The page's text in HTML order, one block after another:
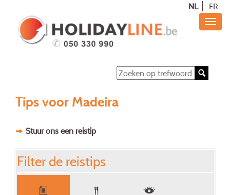
NL FR
Tips voor Madeira
Stuur ons een reistip
Filter de reistips